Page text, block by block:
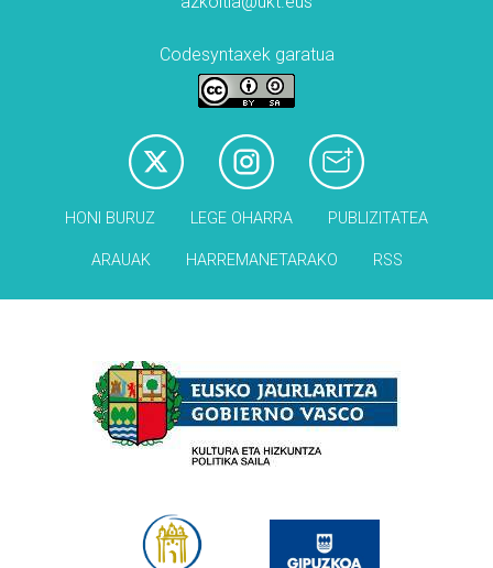
Codesyntaxek garatua
HONI BURUZ LEGE OHARRA PUBLIZITATEA
ARAUAK HARREMANETARAKO RSS